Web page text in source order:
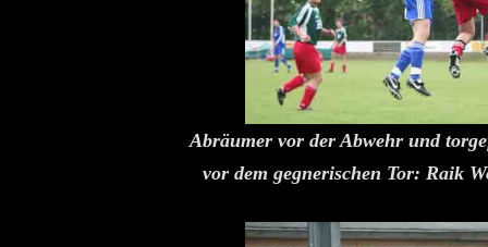
Abräumer vor der Abwehr und
vor dem gegnerischen Tor: Raik